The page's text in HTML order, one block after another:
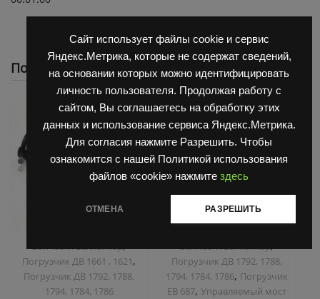
Сайт использует файлы cookie и сервис
Яндекс.Метрика, которые не содержат сведений,
на основании которых можно идентифицировать
личность пользователя. Продолжая работу с
сайтом, Вы соглашаетесь на обработку этих
данных и использование сервиса Яндекс.Метрика.
Для согласия нажмите Разрешить. Чтобы
ознакомится с нашей Политикой использования
файлов «cookie» нажмите здесь
ОТМЕНА РАЗРЕШИТЬ
Похожие
Запчасти Балканкар,
Погрузчик ДВ 1661 , 1621,
Погрузчик ДВ 1792, 1788,
1794, 1784, 1786
Запчасти Балканкар,
Погрузчик ДВ 1792, 1788,
1794, 1784, 1786, Погрузчик
ЕВ 687, Управляемый мост